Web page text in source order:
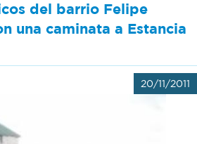
del barrio Felipe
una caminata a Estancia
20/11/2011